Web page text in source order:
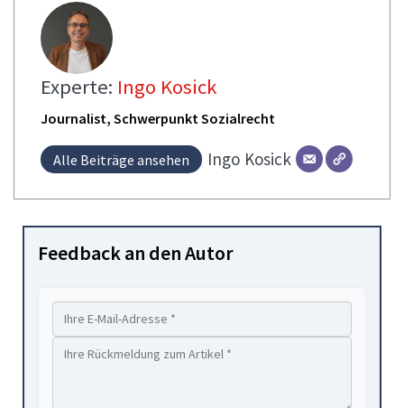
Experte: Ingo Kosick
Journalist, Schwerpunkt Sozialrecht
Alle Beiträge ansehen Ingo Kosick
Feedback an den Autor